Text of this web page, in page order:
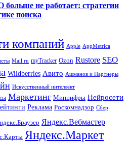
больше не работает: стратегии
поиска
компаний Apple AppMetrica
Mail.ru myTracker Ozon Rustore SEO
Wildberries Авито Ашманов и Партнеры
Искусственный интеллект
Маркетинг Минцифры Нейросети
Реклама Роскомнадзор Сбер
Яндекс.Вебмастер
Яндекс.Маркет